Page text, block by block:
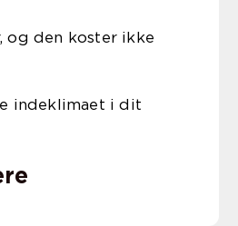
og den koster ikke
indeklimaet i dit